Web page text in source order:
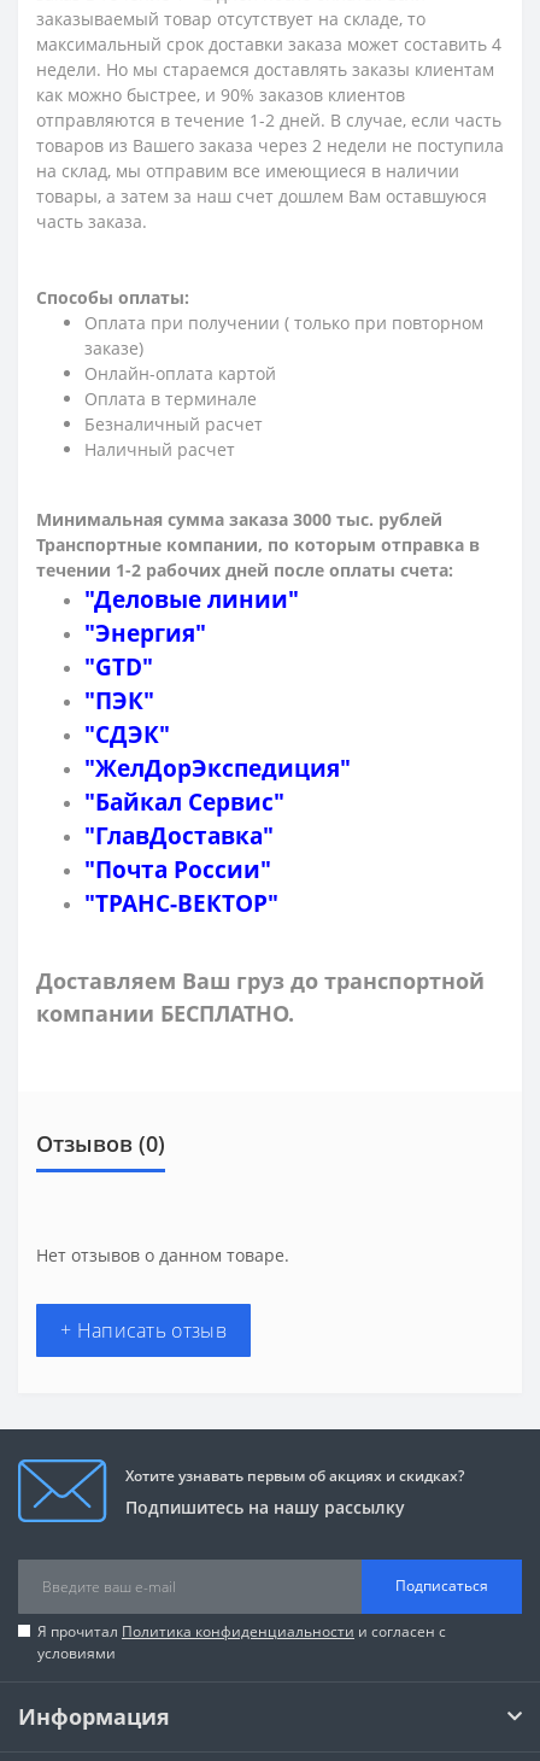
заказываемый товар отсутствует на складе, то
максимальный срок доставки заказа может составить 4
недели. Но мы стараемся доставлять заказы клиентам
как можно быстрее, и 90% заказов клиентов
отправляются в течение 1-2 дней. В случае, если часть
товаров из Вашего заказа через 2 недели не поступила
на склад, мы отправим все имеющиеся в наличии
товары, а затем за наш счет дошлем Вам оставшуюся
часть заказа.
Способы оплаты:
Оплата при получении ( только при повторном
заказе)
Онлайн-оплата картой
Оплата в терминале
Безналичный расчет
Наличный расчет
Минимальная сумма заказа 3000 тыс. рублей
Транспортные компании, по которым отправка в
течении 1-2 рабочих дней после оплаты счета:
"Деловые линии"
"Энергия"
"GTD"
"ПЭК"
"СДЭК"
"ЖелДорЭкспедиция"
"Байкал Сервис"
"ГлавДоставка"
"Почта России"
"ТРАНС-ВЕКТОР"
Доставляем Ваш груз до транспортной
компании БЕСПЛАТНО.
Отзывов (0)
Нет отзывов о данном товаре.
+ Написать отзыв
Хотите узнавать первым об акциях и скидках?
Подпишитесь на нашу рассылку
Подписаться
Я прочитал Политика конфиденциальности и согласен с
условиями
Информация